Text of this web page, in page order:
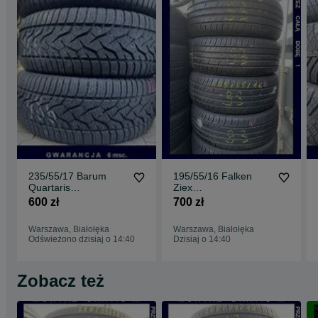
235/55/17 Barum
Quartaris
5_7,5mm_2szt_(486)
600 zł
Warszawa, Białołęka
Odświeżono dzisiaj o 14:40
195/55/16 Falken
Ziex
ZE914_6,8mm_4szt_
700 zł
Warszawa, Białołęka
Dzisiaj o 14:40
Zobacz też